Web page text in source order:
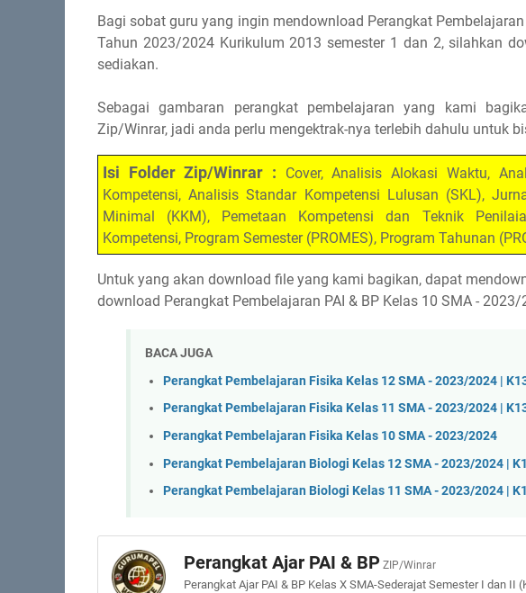
Bagi sobat guru yang ingin mendownload Perangkat
Tahun 2023/2024 Kurikulum 2013 semester 1 dan 2, silahkan
sediakan.
Sebagai gambaran perangkat pembelajaran yang kami
Zip/Winrar, jadi anda perlu mengektrak-nya terlebih dahulu untuk
Isi Folder Zip/Winrar :
Cover, Analisis Alokasi Waktu,
Kompetensi, Analisis Standar Kompetensi Lulusan (SKL),
Minimal (KKM), Pemetaan Kompetensi dan Teknik
Kompetensi, Program Semester (PROMES), Program Tahunan
Untuk yang akan download file yang kami bagikan, dapat
download Perangkat Pembelajaran PAI & BP Kelas 10 SMA -
BACA JUGA
Perangkat Pembelajaran Fisika Kelas 12 SMA - 2023/2024 |
Perangkat Pembelajaran Fisika Kelas 11 SMA - 2023/2024 |
Perangkat Pembelajaran Fisika Kelas 10 SMA - 2023/2024
Perangkat Pembelajaran Biologi Kelas 12 SMA - 2023/2024 |
Perangkat Pembelajaran Biologi Kelas 11 SMA - 2023/2024 |
Perangkat Ajar PAI & BP ZIP/Winrar
Perangkat Ajar PAI & BP Kelas X SMA-Sederajat Semester I dan II